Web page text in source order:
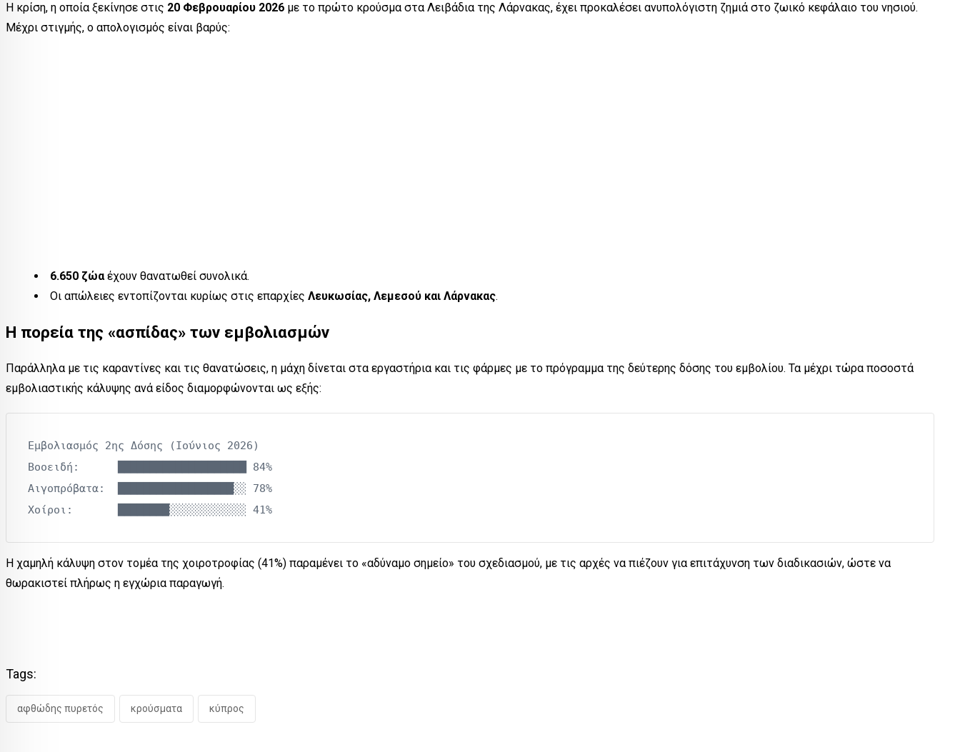
Η κρίση, η οποία ξεκίνησε στις 20 Φεβρουαρίου 2026 με το πρώτο κρούσμα στα Λειβάδια της Λάρνακας, έχει προκαλέσει ανυπολόγιστη ζημιά στο ζωικό κεφάλαιο του νησιού.
Μέχρι στιγμής, ο απολογισμός είναι βαρύς:
6.650 ζώαέχουν θανατωθεί συνολικά.
Οι απώλειες εντοπίζονται κυρίως στις επαρχίες Λευκωσίας, Λεμεσού και Λάρνακας.
Η πορεία της «ασπίδας» των εμβολιασμών
Παράλληλα με τις καραντίνες και τις θανατώσεις, η μάχη δίνεται στα εργαστήρια και τις φάρμες με το πρόγραμμα της δεύτερης δόσης του εμβολίου. Τα μέχρι τώρα ποσοστά
εμβολιαστικής κάλυψης ανά είδος διαμορφώνονται ως εξής:
Εμβολιασμός 2ης Δόσης (Ιούνιος 2026)
Βοοειδή:      ████████████████████ 84%
Αιγοπρόβατα:  ██████████████████░░ 78%
Η χαμηλή κάλυψη στον τομέα της χοιροτροφίας (41%) παραμένει το «αδύναμο σημείο» του σχεδιασμού, με τις αρχές να πιέζουν για επιτάχυνση των διαδικασιών, ώστε να
θωρακιστεί πλήρως η εγχώρια παραγωγή.
Tags:
αφθώδης πυρετός κρούσματα κύπρος